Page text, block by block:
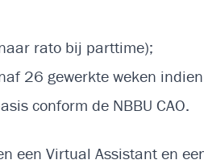
rato bij parttime);
26 gewerkte weken
conform de NBBU CAO.
een Virtual Assistant en